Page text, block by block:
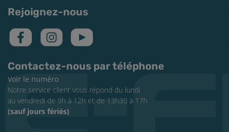
Rejoignez-nous
Contactez-nous par téléphone
Voir le numéro
Notre service client vous répond du lundi
au vendredi de 9h à 12h et de 13h30 à 17h
(sauf jours fériés)